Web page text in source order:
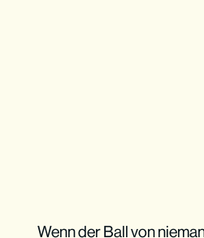
Wenn der Ball von